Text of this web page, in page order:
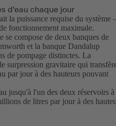
d'eau chaque jour
la puissance requise du système
fonctionnement maximale.
se compose de deux banques de
et la banque Dandalup
de pompage distinctes. La
surpression gravitaire qui
par jour à des hauteurs pouvant
jusqu'à l'un des deux réservoirs à
de litres par jour à des